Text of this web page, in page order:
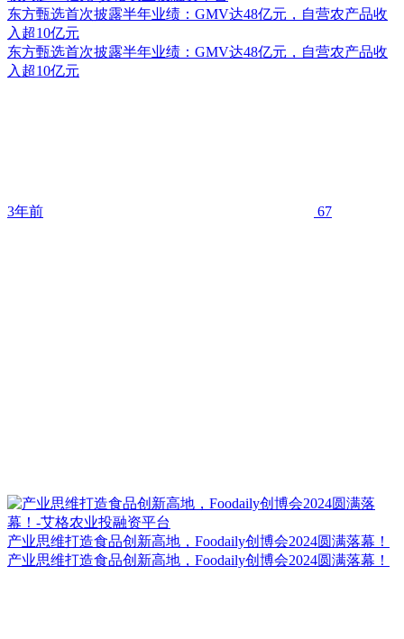
东方甄选首次披露半年业绩：GMV达48亿元，自营农产品收
入超10亿元
东方甄选首次披露半年业绩：GMV达48亿元，自营农产品收
入超10亿元
3年前 67
产业思维打造食品创新高地，Foodaily创博会2024圆满落幕！
产业思维打造食品创新高地，Foodaily创博会2024圆满落幕！